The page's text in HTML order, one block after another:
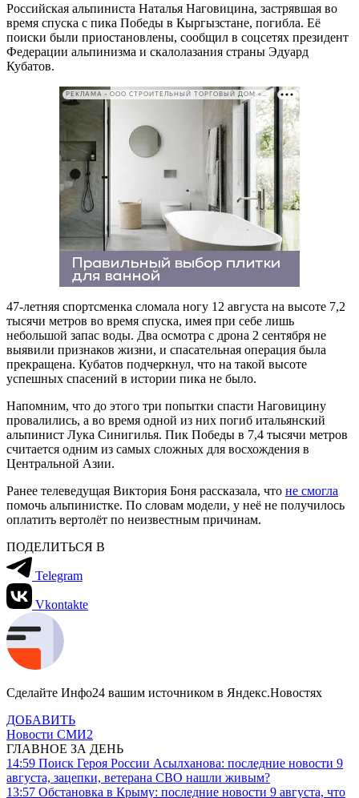
Российская альпиниста Наталья Наговицина, застрявшая во
время спуска с пика Победы в Кыргызстане, погибла. Её
поиски были приостановлены, сообщил в соцсетях президент
Федерации альпинизма и скалолазания страны Эдуард
Кубатов.
РЕКЛАМА • ООО СТРОИТЕЛЬНЫЙ ТОРГОВЫЙ ДОМ «ПЕТРОВИЧ». ИНН: 7802348846
47-летняя спортсменка сломала ногу 12 августа на высоте 7,2
тысячи метров во время спуска, имея при себе лишь
небольшой запас воды. Два осмотра с дрона 2 сентября не
выявили признаков жизни, и спасательная операция была
прекращена. Кубатов подчеркнул, что на такой высоте
успешных спасений в истории пика не было.
Напомним, что до этого три попытки спасти Наговицину
провалились, а во время одной из них погиб итальянский
альпинист Лука Синигилья. Пик Победы в 7,4 тысячи метров
считается одним из самых сложных для восхождения в
Центральной Азии.
Ранее телеведущая Виктория Боня рассказала, что не смогла
помочь альпинистке. По словам модели, у неё не получилось
оплатить вертолёт по неизвестным причинам.
ПОДЕЛИТЬСЯ В
Telegram
Vkontakte
Сделайте Инфо24 вашим источником в Яндекс.Новостях
ДОБАВИТЬ
Новости СМИ2
ГЛАВНОЕ ЗА ДЕНЬ
14:59 Поиск Героя России Асылханова: последние новости 9
августа, зацепки, ветерана СВО нашли живым?
13:57 Обстановка в Крыму: последние новости 9 августа, что